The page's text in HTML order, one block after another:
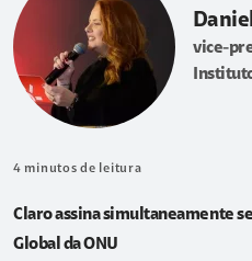
vice-
4 minutos de leitura
Claro assina simultaneamente
Global da ONU